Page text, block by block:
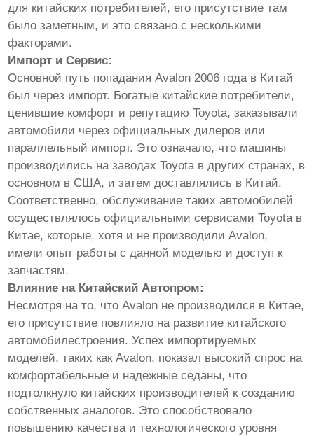
для китайских потребителей, его присутствие там
было заметным, и это связано с несколькими
факторами.
Импорт и Сервис:
Основной путь попадания Avalon 2006 года в Китай
был через импорт. Богатые китайские потребители,
ценившие комфорт и репутацию Toyota, заказывали
автомобили через официальных дилеров или
параллельный импорт. Это означало, что машины
производились на заводах Toyota в других странах, в
основном в США, и затем доставлялись в Китай.
Соответственно, обслуживание таких автомобилей
осуществлялось официальными сервисами Toyota в
Китае, которые, хотя и не производили Avalon,
имели опыт работы с данной моделью и доступ к
запчастям.
Влияние на Китайский Автопром:
Несмотря на то, что Avalon не производился в Китае,
его присутствие повлияло на развитие китайского
автомобилестроения. Успех импортируемых
моделей, таких как Avalon, показал высокий спрос на
комфортабельные и надежные седаны, что
подтолкнуло китайских производителей к созданию
собственных аналогов. Это способствовало
повышению качества и технологического уровня